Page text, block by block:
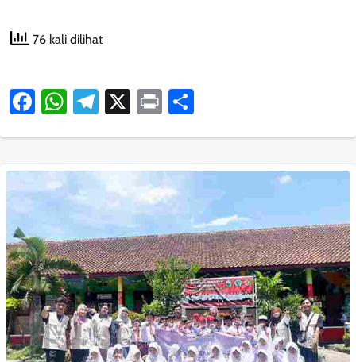
76 kali dilihat
Facebook
WhatsApp
Telegram
X Print